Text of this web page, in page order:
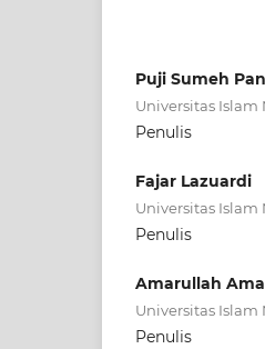
Puji Sumeh
Universitas
Penulis
Fajar Lazuardi
Universitas
Penulis
Amarullah
Universitas
Penulis